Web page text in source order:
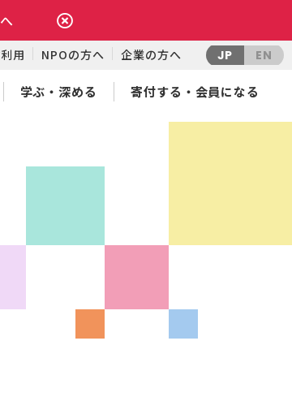
用 NPOの方へ 企業の方へ JP EN
学ぶ・深める 寄付する・会員になる